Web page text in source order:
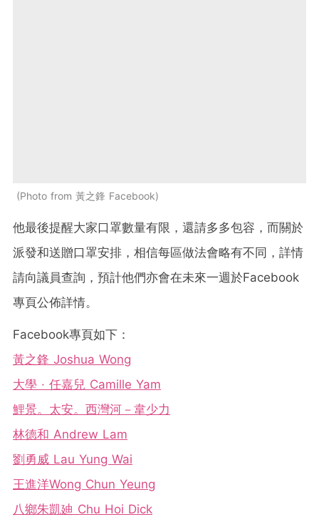
Photo from 黃之鋒 Facebook
他最後提醒大家口罩數量有限，還請多多包容，而關於
派發和送贈口罩安排，相信每區做法會略有不同，詳情
請向議員查詢，預計他們亦會在未來一週於Facebook
專頁公佈詳情。
Facebook專頁如下：
黃之鋒 Joshua Wong
大學 · 任嘉兒 Camille Yam
鯉景。太安。西灣河－韋少力
林德和 Andrew Lam
劉勇威 Lau Yung Wai
王進洋Wong Chun Yeung
八鄉朱凱廸 Chu Hoi Dick